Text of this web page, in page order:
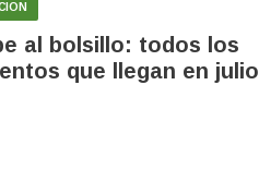
al bolsillo: todos los
que llegan en julio